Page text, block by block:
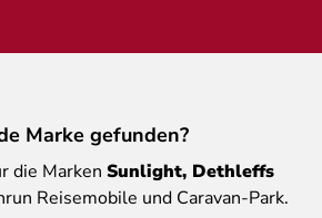
Marke gefunden?
die Marken Sunlight, Dethleffs
Reisemobile und Caravan-Park.